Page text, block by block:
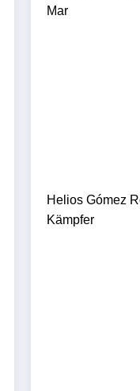
Mar
Helios Gómez
Kämpfer